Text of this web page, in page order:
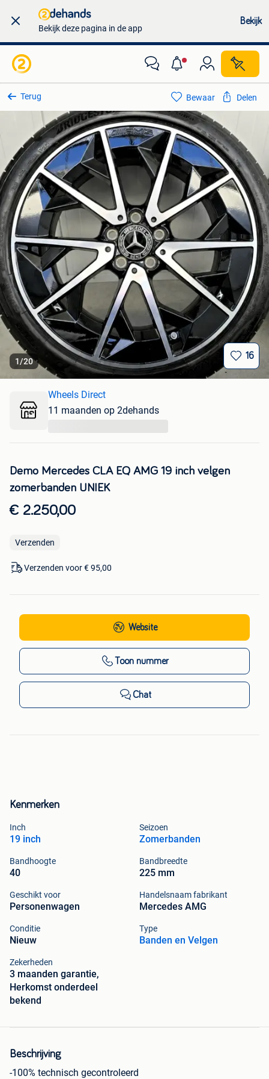
Bekijk deze pagina in de app
Bekijk
Terug
1/20
16
Kenmerken
Inch
19 inch
Seizoen
Zomerbanden
Bandhoogte
40
Bandbreedte
225 mm
Geschikt voor
Personenwagen
Handelsnaam fabrikant
Mercedes AMG
Conditie
Nieuw
Type
Banden en Velgen
Zekerheden
3 maanden garantie,
Herkomst onderdeel
bekend
Beschrijving
-100% technisch gecontroleerd
Bewaar Delen
Demo Mercedes CLA EQ AMG 19 inch velgen
zomerbanden UNIEK
€ 2.250,00
Verzenden
Verzenden voor € 95,00
Wheels Direct
11 maanden op 2dehands
Website
Toon nummer
Chat